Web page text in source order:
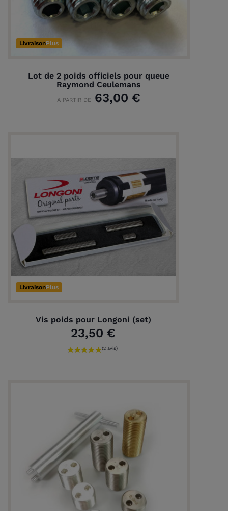
LivraisonPlus
Lot de 2 poids officiels pour queue
Raymond Ceulemans
A PARTIR DE 63,00 €
LivraisonPlus
Vis poids pour Longoni (set)
23,50 €